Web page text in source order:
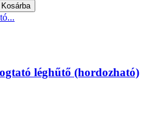
Kosárba
léghűtő (hordozható)